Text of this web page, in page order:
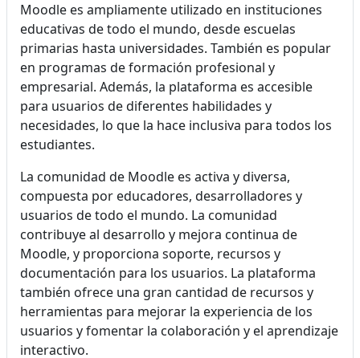
Moodle es ampliamente utilizado en instituciones
educativas de todo el mundo, desde escuelas
primarias hasta universidades. También es popular
en programas de formación profesional y
empresarial. Además, la plataforma es accesible
para usuarios de diferentes habilidades y
necesidades, lo que la hace inclusiva para todos los
estudiantes.
La comunidad de Moodle es activa y diversa,
compuesta por educadores, desarrolladores y
usuarios de todo el mundo. La comunidad
contribuye al desarrollo y mejora continua de
Moodle, y proporciona soporte, recursos y
documentación para los usuarios. La plataforma
también ofrece una gran cantidad de recursos y
herramientas para mejorar la experiencia de los
usuarios y fomentar la colaboración y el aprendizaje
interactivo.